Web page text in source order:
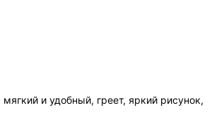
и удобный, греет, яркий рисунок,